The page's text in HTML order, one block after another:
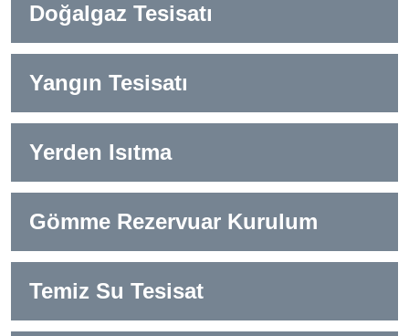
Doğalgaz Tesisatı
Yangın Tesisatı
Yerden Isıtma
Gömme Rezervuar Kurulum
Temiz Su Tesisat